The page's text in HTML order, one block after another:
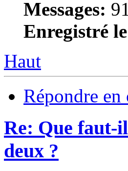
Messages:
Enregistré
Haut
Répondre en
Re: Que faut-
deux ?